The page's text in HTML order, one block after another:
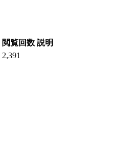
閲覧回数 説明
2,391